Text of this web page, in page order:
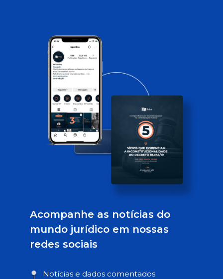
Acompanhe as notícias do
mundo jurídico em nossas
redes sociais
Notícias e dados comentados